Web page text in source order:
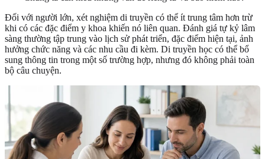
Đối với người lớn, xét nghiệm di truyền có thể ít trung tâm hơn trừ
khi có các đặc điểm y khoa khiến nó liên quan. Đánh giá tự kỷ lâm
sàng thường tập trung vào lịch sử phát triển, đặc điểm hiện tại, ảnh
hưởng chức năng và các nhu cầu đi kèm. Di truyền học có thể bổ
sung thông tin trong một số trường hợp, nhưng đó không phải toàn
bộ câu chuyện.